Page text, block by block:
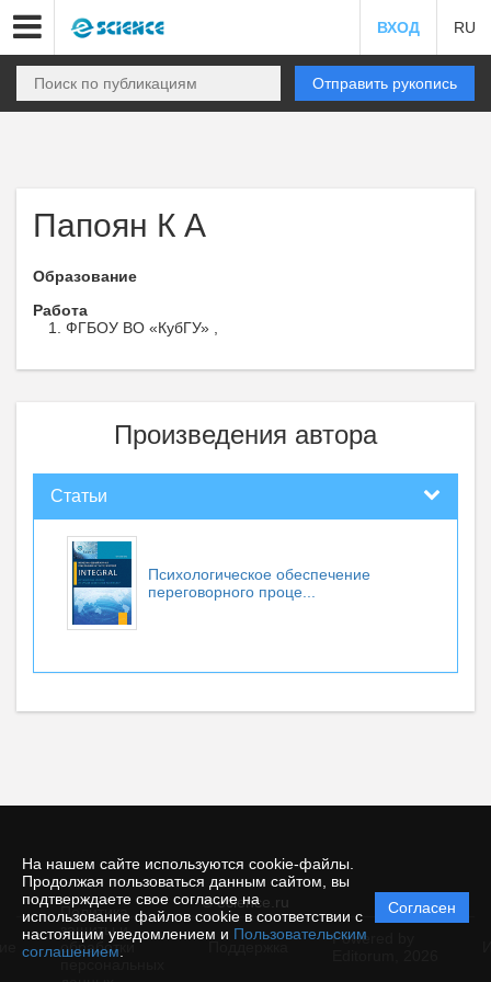
На нашем сайте используются cookie-файлы.
Продолжая пользоваться данным сайтом, вы
подтверждаете свое согласие на
использование файлов cookie в соответствии с
настоящим уведомлением и Пользовательским
соглашением
Согласен
ВХОД RU
Отправить рукопись
Папоян К А
Образование
Работа
ФГБОУ ВО «КубГУ» ,
Произведения автора
Статьи
Психологическое обеспечение
переговорного проце...
© ecience.ru
Политика
защиты и
обработки
Powered by